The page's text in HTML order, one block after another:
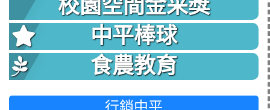
校園空間金采獎
中平棒球
食農教育